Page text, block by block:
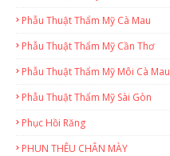
Phẫu Thuật Thẩm Mỹ Cà Mau
Phẫu Thuật Thẩm Mỹ Cần Thơ
Phẫu Thuật Thẩm Mỹ Môi Cà Mau
Phẫu Thuật Thẩm Mỹ Sài Gòn
Phục Hồi Răng
PHUN THÊU CHÂN MÀY